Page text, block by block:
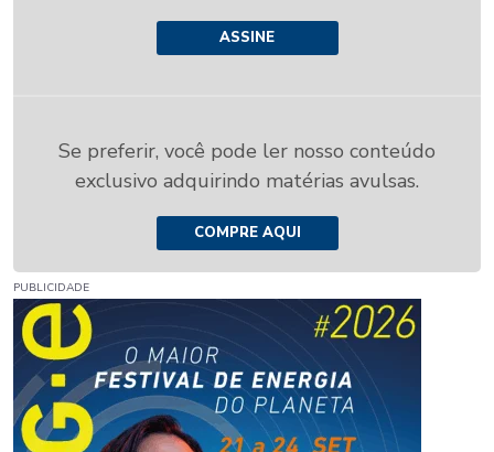
ASSINE
Se preferir, você pode ler nosso conteúdo
exclusivo adquirindo matérias avulsas.
COMPRE AQUI
PUBLICIDADE